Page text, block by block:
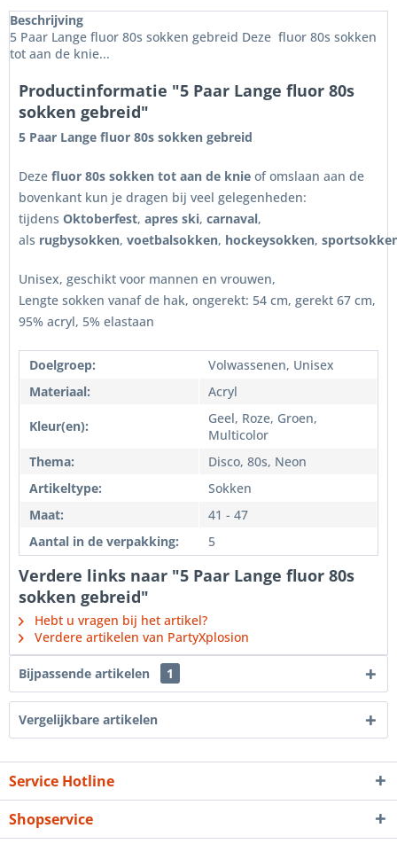
Beschrijving
5 Paar Lange fluor 80s sokken gebreid Deze fluor 80s sokken
tot aan de knie...
Productinformatie "5 Paar Lange fluor 80s
sokken gebreid"
5 Paar Lange fluor 80s sokken gebreid
Deze fluor 80s sokken tot aan de knie of omslaan aan de
bovenkant kun je dragen bij veel gelegenheden:
tijdens Oktoberfest, apres ski, carnaval,
als rugbysokken, voetbalsokken, hockeysokken,
Unisex, geschikt voor mannen en vrouwen,
Lengte sokken vanaf de hak, ongerekt: 54 cm, gerekt 67 cm,
95% acryl, 5% elastaan
Doelgroep:
Volwassenen, Unisex
Materiaal:
Acryl
Kleur(en):
Geel, Roze, Groen,
Multicolor
Thema:
Disco, 80s, Neon
Artikeltype:
Sokken
Maat:
41 - 47
Aantal in de verpakking:
5
Verdere links naar "5 Paar Lange fluor 80s
sokken gebreid"
Hebt u vragen bij het artikel?
Verdere artikelen van PartyXplosion
Bijpassende artikelen 1
Vergelijkbare artikelen
Service Hotline
Shopservice